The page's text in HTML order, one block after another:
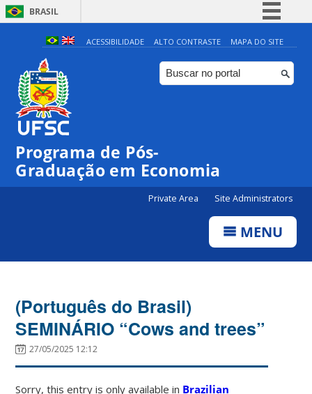
BRASIL
Simplifique!
Comunica BR
Participe
ACESSIBILIDADE ALTO CONTRASTE MAPA DO SITE
Programa de Pós-
Graduação em Economia
Private Area Site Administrators
MENU
(Português do Brasil)
SEMINÁRIO “Cows and trees”
27/05/2025 12:12
Sorry, this entry is only available in Brazilian